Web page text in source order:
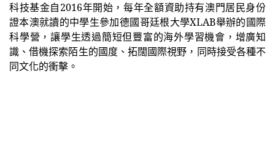
科技基金自2016年開始，每年全額資助持有澳門居民身份
證本澳就讀的中學生參加德國哥廷根大學XLAB舉辦的國際
科學營，讓學生透過簡短但豐富的海外學習機會，增廣知
識、借機探索陌生的國度、拓闊國際視野，同時接受各種不
同文化的衝擊。